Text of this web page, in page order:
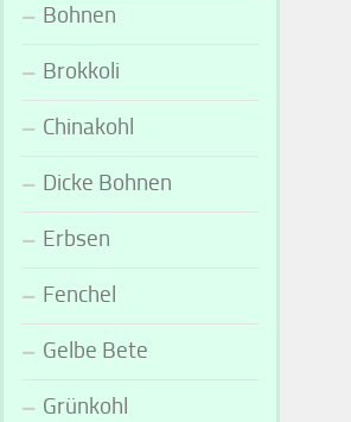
Bohnen
Brokkoli
Chinakohl
Dicke Bohnen
Erbsen
Fenchel
Gelbe Bete
Grünkohl